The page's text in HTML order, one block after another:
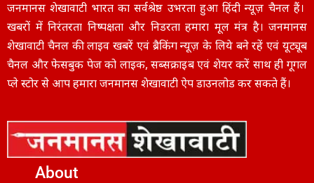
जनमानस शेखावाटी भारत का सर्वश्रेष्ठ उभरता हुआ हिंदी न्यूज़ चैनल हैं।
खबरों में निरंतरता निष्पक्षता और निडरता हमारा मूल मंत्र है। जनमानस
शेखावाटी चैनल की लाइव खबरें एवं ब्रैकिंग न्यूज़ के लिये बने रहें एवं यूट्यूब
चैनल और फेसबुक पेज को लाइक, सब्सक्राइब एवं शेयर करें साथ ही गूगल
प्ले स्टोर से आप हमारा जनमानस शेखावाटी ऐप डाउनलोड कर सकते हैं।
About